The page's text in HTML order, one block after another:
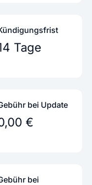
Tage
bei Update
€
bei